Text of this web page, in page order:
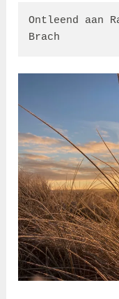
Ontleend aan
Brach